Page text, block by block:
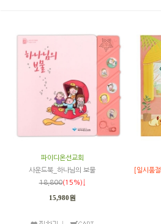
파이디온선교회
사운드북_하나님의 보물
18,800(15%)↓
15,980원
[일시품절]